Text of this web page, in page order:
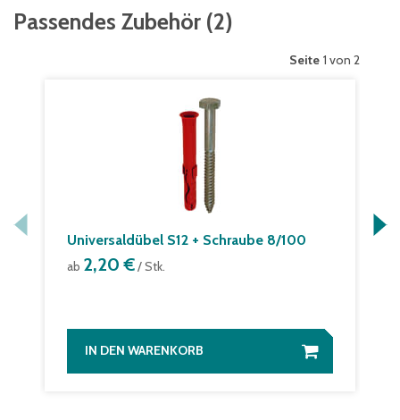
Passendes Zubehör (2)
Seite 1 von 2
Universaldübel S12 + Schraube 8/100
ab 2,20 €/ Stk.
IN DEN WARENKORB